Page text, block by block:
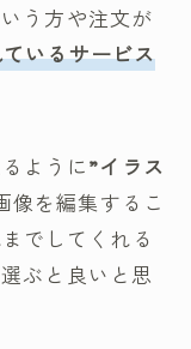
う方や注文が
いるサービス
ように”イラス
像を編集するこ
でしてくれる
ぶと良いと思